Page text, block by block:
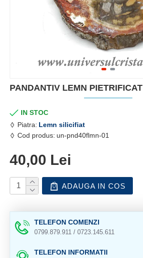
PANDANTIV LEMN PIETRIFICAT
IN STOC
Piatra: Lemn silicifiat
Cod produs: un-pnd40flmn-01
40,00 Lei
ADAUGA IN COS
TELEFON COMENZI
0799.879.911 / 0723.145.611
TELEFON INFORMATII